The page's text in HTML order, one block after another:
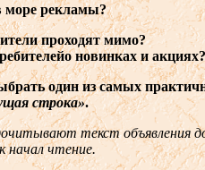
море рекламы?
проходят мимо?
о новинках и акциях?
один из самых
строка».
текст объявления
начал чтение.